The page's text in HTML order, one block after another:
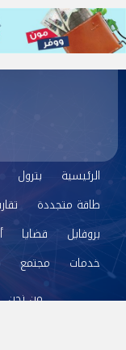
الرئيسية بترول
طاقة متجددة
بروفايل
قضايا
خدمات
مجتمع
من نحن